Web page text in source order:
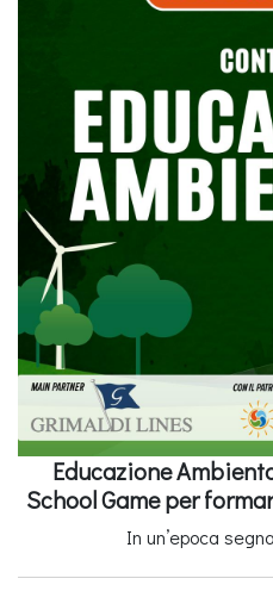
Educazione
School Game per
In un’epoca